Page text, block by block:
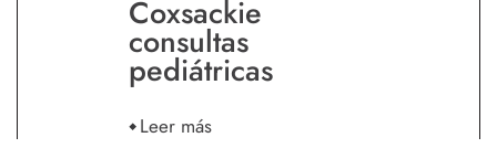
Coxsackie
consultas
pediátricas
Leer más